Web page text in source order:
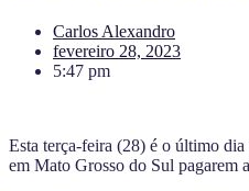
Carlos Alexandro
fevereiro 28, 2023
5:47 pm
Esta terça-feira (28) é o último
em Mato Grosso do Sul pagarem